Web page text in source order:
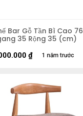
Bar Gỗ Tần Bì Cao 76
35 Rộng 35 (cm)
1 năm trước
₫